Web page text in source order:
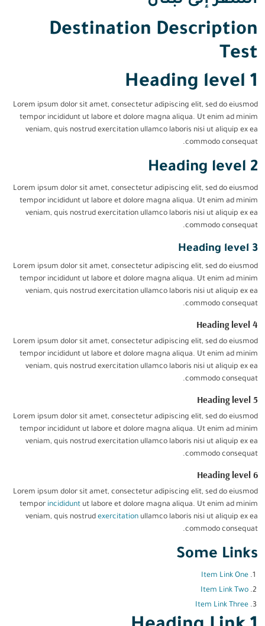
Destination Description
Test
Heading level 1
Lorem ipsum dolor sit amet, consectetur adipiscing elit, sed do eiusmod
tempor incididunt ut labore et dolore magna aliqua. Ut enim ad minim
veniam, quis nostrud exercitation ullamco laboris nisi ut aliquip ex ea
commodo consequat.
Heading level 2
Lorem ipsum dolor sit amet, consectetur adipiscing elit, sed do eiusmod
tempor incididunt ut labore et dolore magna aliqua. Ut enim ad minim
veniam, quis nostrud exercitation ullamco laboris nisi ut aliquip ex ea
commodo consequat.
Heading level 3
Lorem ipsum dolor sit amet, consectetur adipiscing elit, sed do eiusmod
tempor incididunt ut labore et dolore magna aliqua. Ut enim ad minim
veniam, quis nostrud exercitation ullamco laboris nisi ut aliquip ex ea
commodo consequat.
Heading level 4
Lorem ipsum dolor sit amet, consectetur adipiscing elit, sed do eiusmod
tempor incididunt ut labore et dolore magna aliqua. Ut enim ad minim
veniam, quis nostrud exercitation ullamco laboris nisi ut aliquip ex ea
commodo consequat.
Heading level 5
Lorem ipsum dolor sit amet, consectetur adipiscing elit, sed do eiusmod
tempor incididunt ut labore et dolore magna aliqua. Ut enim ad minim
veniam, quis nostrud exercitation ullamco laboris nisi ut aliquip ex ea
commodo consequat.
Heading level 6
Lorem ipsum dolor sit amet, consectetur adipiscing elit, sed do eiusmod
tempor incididunt ut labore et dolore magna aliqua. Ut enim ad minim
veniam, quis nostrud exercitation ullamco laboris nisi ut aliquip ex ea
commodo consequat.
Some Links
Item Link One
Item Link Two
Item Link Three